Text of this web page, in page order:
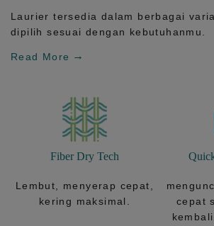
Laurier tersedia dalam berbagai
dipilih sesuai dengan kebutuhanmu.
Read More
Fiber Dry Tech
Lembut, menyerap cepat,
kering maksimal.
cepat